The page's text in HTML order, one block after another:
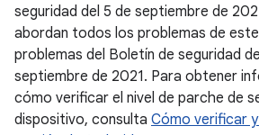
seguridad del 5 de septiembre de
abordan todos los problemas de
problemas del Boletín de seguridad
septiembre de 2021. Para obtener
cómo verificar el nivel de parche de
dispositivo, consulta Cómo verificar